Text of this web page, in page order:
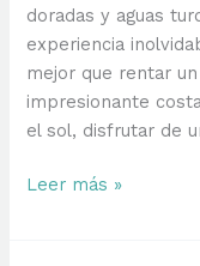
doradas y aguas
experiencia
mejor que rentar
impresionante
el sol, disfrutar de
Mar,
Leer más »